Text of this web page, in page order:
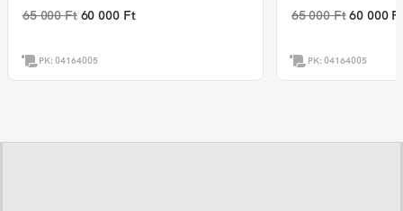
65 000 Ft 60 000 Ft
PK:04164005
65 000 Ft 60 000
PK:04164005